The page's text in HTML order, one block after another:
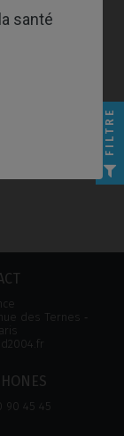
santé
des Ternes ‑
90 45 45
FILTRE